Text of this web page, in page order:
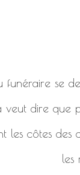
funéraire se
veut dire que
les côtes des
les